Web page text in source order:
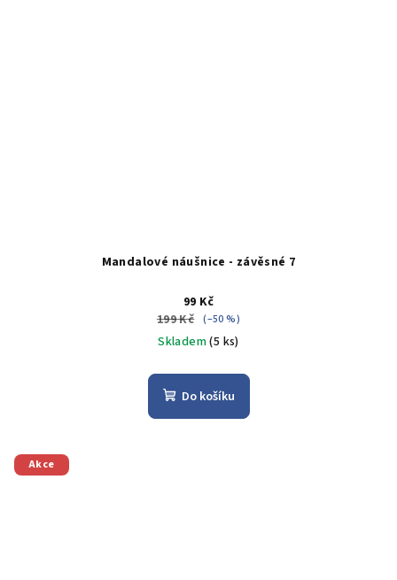
Mandalové náušnice - závěsné 7
99 Kč
199 Kč (–50 %)
Skladem(5 ks)
Do košíku
Akce